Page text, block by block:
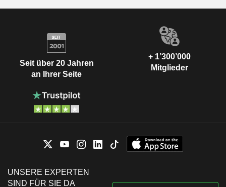
Seit über 20 Jahren
an Ihrer Seite
+ 1’300’000
Mitglieder
UNSERE EXPERTEN
SIND FÜR SIE DA